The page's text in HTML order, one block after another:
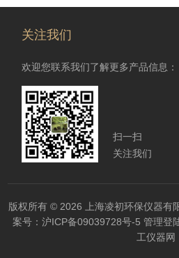
关注我们
欢迎您联系我们了解更多产品信息：
扫一扫
关注我们
版权所有 © 2026 上海凌初环保仪器有
案号：沪ICP备09039728号-5 管理登
工仪器网